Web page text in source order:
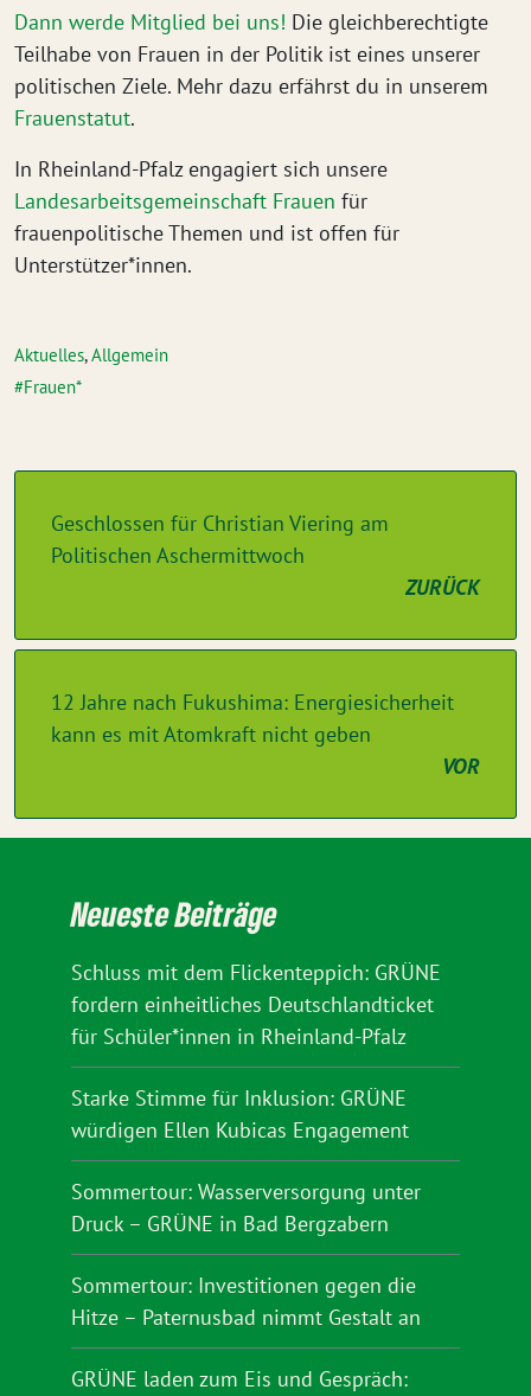
Dann werde Mitglied bei uns! Die gleichberechtigte
Teilhabe von Frauen in der Politik ist eines unserer
politischen Ziele. Mehr dazu erfährst du in unserem
Frauenstatut.
In Rheinland-Pfalz engagiert sich unsere
Landesarbeitsgemeinschaft Frauen für
frauenpolitische Themen und ist offen für
Unterstützer*innen.
Aktuelles,Allgemein
Frauen*
Geschlossen für Christian Viering am
Politischen Aschermittwoch
ZURÜCK
12 Jahre nach Fukushima: Energiesicherheit
kann es mit Atomkraft nicht geben
VOR
Neueste Beiträge
Schluss mit dem Flickenteppich: GRÜNE
fordern einheitliches Deutschlandticket
für Schüler*innen in Rheinland-Pfalz
Starke Stimme für Inklusion: GRÜNE
würdigen Ellen Kubicas Engagement
Sommertour: Wasserversorgung unter
Druck – GRÜNE in Bad Bergzabern
Sommertour: Investitionen gegen die
Hitze – Paternusbad nimmt Gestalt an
GRÜNE laden zum Eis und Gespräch: